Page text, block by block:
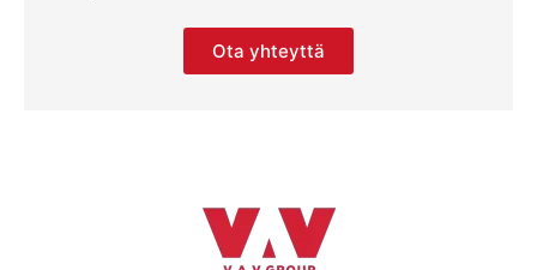
Ota yhteyttä